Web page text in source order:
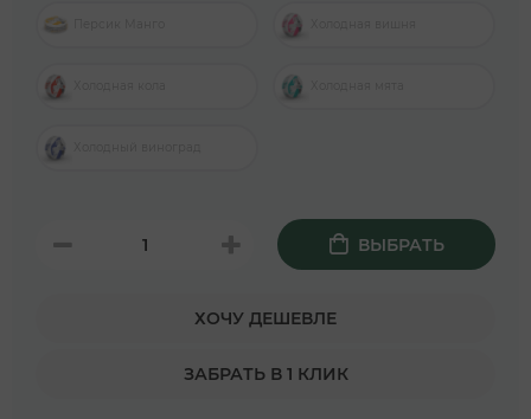
ВЫБРАТЬ
ХОЧУ ДЕШЕВЛЕ
ЗАБРАТЬ В 1 КЛИК